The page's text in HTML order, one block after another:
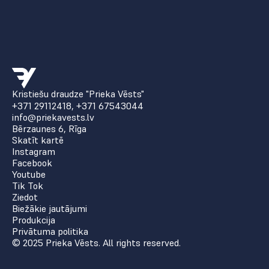
Kristiešu draudze "Prieka Vēsts"
+371 29112418, +371 67543044
info@priekavests.lv
Bērzaunes 6, Rīga
Skatīt kartē
Instagram
Facebook
Youtube
Tik Tok
Ziedot
Biežākie jautājumi
Produkcija
Privātuma politika
© 2025 Prieka Vēsts. All rights reserved.